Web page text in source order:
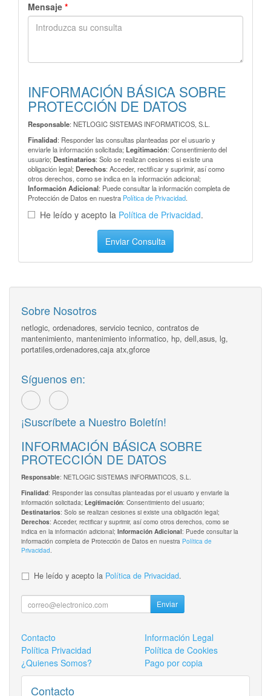
Mensaje *
INFORMACIÓN BÁSICA SOBRE
PROTECCIÓN DE DATOS
Responsable: NETLOGIC SISTEMAS INFORMATICOS, S.L.
Finalidad: Responder las consultas planteadas por el usuario y
enviarle la información solicitada; Legitimación: Consentimiento del
usuario;Destinatarios: Solo se realizan cesiones si existe una
obligación legal;Derechos: Acceder, rectificar y suprimir, así como
otros derechos, como se indica en la información adicional;
Información Adicional: Puede consultar la información completa de
Protección de Datos en nuestra Política de Privacidad.
He leído y acepto la Política de Privacidad.
Enviar Consulta
Sobre Nosotros
netlogic, ordenadores, servicio tecnico, contratos de
mantenimiento, mantenimiento informatico, hp, dell,asus, lg,
portatiles,ordenadores,caja atx,gforce
Síguenos en:
¡Suscríbete a Nuestro Boletín!
INFORMACIÓN BÁSICA SOBRE
PROTECCIÓN DE DATOS
Responsable: NETLOGIC SISTEMAS INFORMATICOS, S.L.
Finalidad: Responder las consultas planteadas por el usuario y enviarle la
información solicitada; Legitimación: Consentimiento del usuario;
Destinatarios: Solo se realizan cesiones si existe una obligación legal;
Derechos: Acceder, rectificar y suprimir, así como otros derechos, como se
indica en la información adicional; Información Adicional: Puede consultar la
información completa de Protección de Datos en nuestra Política de
Privacidad.
He leído y acepto la Política de Privacidad.
Enviar
Contacto
Información Legal
Política Privacidad
Política de Cookies
¿Quienes Somos?
Pago por copia
Contacto